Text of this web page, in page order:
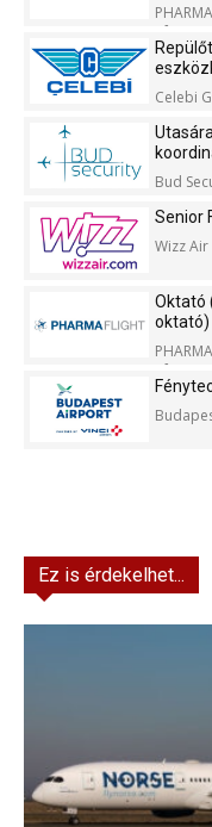
Kft.
Celebi
Bud
Senior
Wizz
Oktató
oktató)
Kft.
Ez is érdekelhet...